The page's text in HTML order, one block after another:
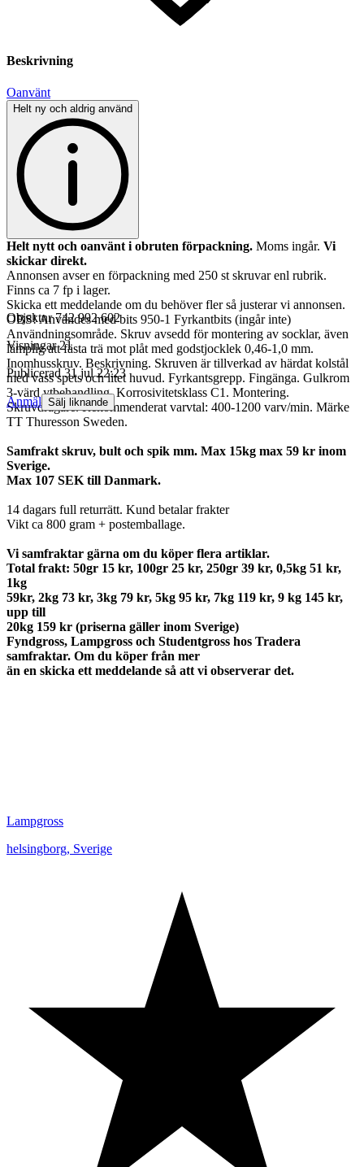
Beskrivning
Oanvänt
Helt ny och aldrig använd
Helt nytt och oanvänt i obruten förpackning. Moms ingår. Vi
skickar direkt.
Annonsen avser en förpackning med 250 st skruvar enl rubrik.
Finns ca 7 fp i lager.
Skicka ett meddelande om du behöver fler så justerar vi annonsen.
OBS! Användes med bits 950-1 Fyrkantbits (ingår inte)
Användningsområde. Skruv avsedd för montering av socklar, även
lämplig att fästa trä mot plåt med godstjocklek 0,46-1,0 mm.
Inomhusskruv. Beskrivning. Skruven är tillverkad av härdat kolstål
med vass spets och litet huvud. Fyrkantsgrepp. Fingänga. Gulkrom
3-värd ytbehandling. Korrosivitetsklass C1. Montering.
Skruvdragare. Rekommenderat varvtal: 400-1200 varv/min. Märke
TT Thuresson Sweden.
Samfrakt skruv, bult och spik mm. Max 15kg max 59 kr inom
Sverige.
Max 107 SEK till Danmark.
14 dagars full returrätt. Kund betalar frakter
Vikt ca 800 gram + postemballage.
Vi samfraktar gärna om du köper flera artiklar.
Total frakt: 50gr 15 kr, 100gr 25 kr, 250gr 39 kr, 0,5kg 51 kr,
1kg
59kr, 2kg 73 kr, 3kg 79 kr, 5kg 95 kr, 7kg 119 kr, 9 kg 145 kr,
upp till
20kg 159 kr (priserna gäller inom Sverige)
Fyndgross, Lampgross och Studentgross hos Tradera
samfraktar. Om du köper från mer
än en skicka ett meddelande så att vi observerar det.
Objektnr 742 992 602
Visningar 21
Publicerad 31 jul 22:23
Anmäl Sälj liknande
Lampgross
helsingborg, Sverige